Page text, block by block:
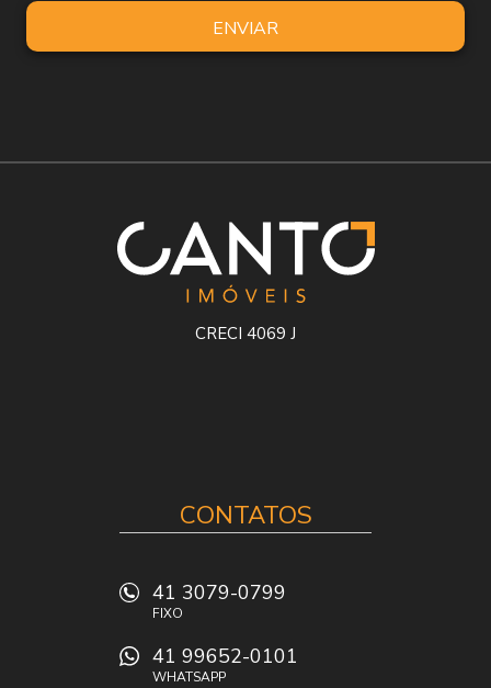
ENVIAR
CRECI 4069 J
CONTATOS
41 3079-0799
FIXO
41 99652-0101
WHATSAPP